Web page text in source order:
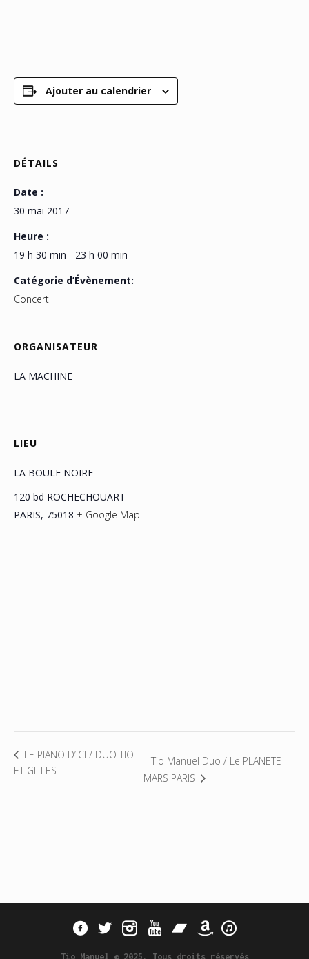
Ajouter au calendrier
DÉTAILS
Date :
30 mai 2017
Heure :
19 h 30 min - 23 h 00 min
Catégorie d’Évènement:
Concert
ORGANISATEUR
LA MACHINE
LIEU
LA BOULE NOIRE
120 bd ROCHECHOUART
PARIS, 75018 + Google Map
LE PIANO D’ICI / DUO TIO
ET GILLES
Tio Manuel Duo / Le PLANETE
MARS PARIS
Tio Manuel © 2025. Tous droits réservés